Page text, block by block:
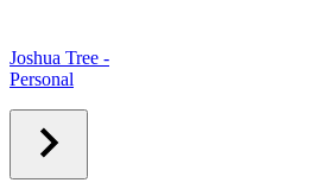
Joshua Tree -
Personal